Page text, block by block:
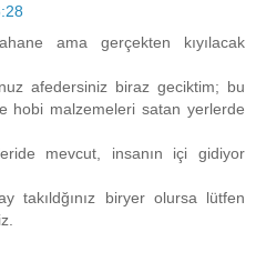
ama gerçekten kıyılacak
afedersiniz biraz geciktim; bu
hobi malzemeleri satan yerlerde
mevcut, insanın içi gidiyor
takıldğınız biryer olursa lütfen